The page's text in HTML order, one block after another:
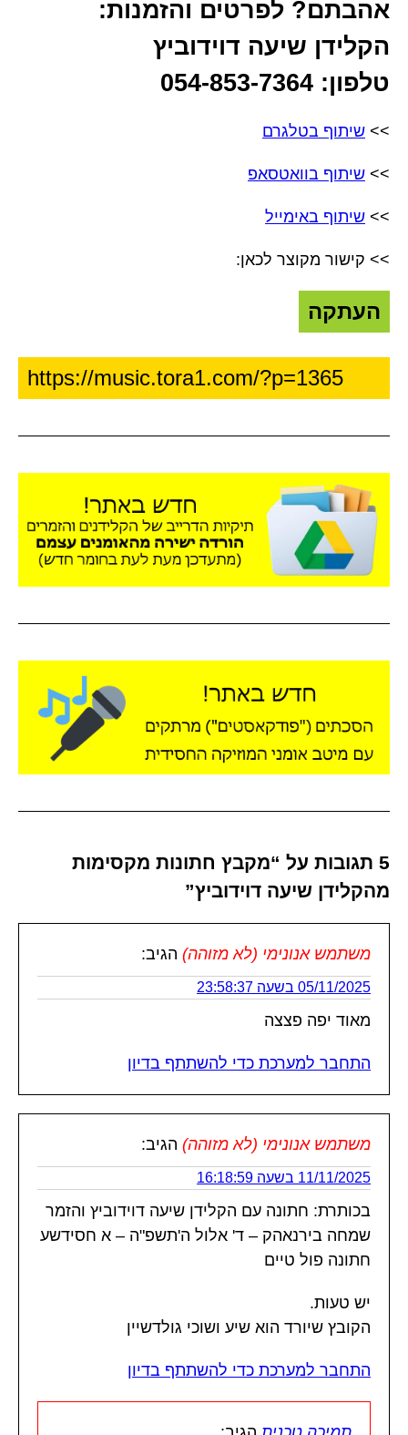
אהבתם? לפרטים והזמנות:
הקלידן שיעה דוידוביץ
טלפון: 054-853-7364
>> שיתוף בטלגרם
>> שיתוף בוואטסאפ
>> שיתוף באימייל
>> קישור מקוצר לכאן:
העתקה
5 תגובות על “מקבץ חתונות מקסימות
מהקלידן שיעה דוידוביץ”
משתמש אנונימי (לא מזוהה) הגיב:
05/11/2025 בשעה 23:58:37
מאוד יפה פצצה
התחבר למערכת כדי להשתתף בדיון
משתמש אנונימי (לא מזוהה) הגיב:
11/11/2025 בשעה 16:18:59
בכותרת: חתונה עם הקלידן שיעה דוידוביץ והזמר
שמחה בירנאהק – ד' אלול ה'תשפ"ה – א חסידשע
חתונה פול טיים
יש טעות.
הקובץ שיורד הוא שיע ושוכי גולדשיין
התחבר למערכת כדי להשתתף בדיון